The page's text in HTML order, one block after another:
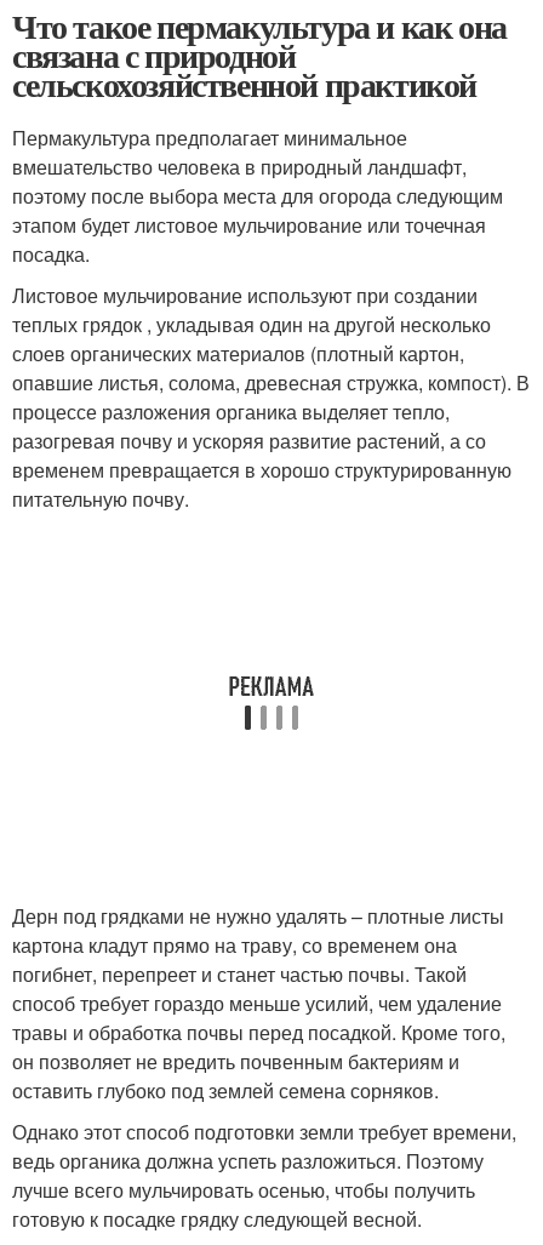
Что такое пермакультура и как она
связана с природной
сельскохозяйственной практикой
Пермакультура предполагает минимальное
вмешательство человека в природный ландшафт,
поэтому после выбора места для огорода следующим
этапом будет листовое мульчирование или точечная
посадка.
Листовое мульчирование используют при создании
теплых грядок , укладывая один на другой несколько
слоев органических материалов (плотный картон,
опавшие листья, солома, древесная стружка, компост). В
процессе разложения органика выделяет тепло,
разогревая почву и ускоряя развитие растений, а со
временем превращается в хорошо структурированную
питательную почву.
Дерн под грядками не нужно удалять – плотные листы
картона кладут прямо на траву, со временем она
погибнет, перепреет и станет частью почвы. Такой
способ требует гораздо меньше усилий, чем удаление
травы и обработка почвы перед посадкой. Кроме того,
он позволяет не вредить почвенным бактериям и
оставить глубоко под землей семена сорняков.
Однако этот способ подготовки земли требует времени,
ведь органика должна успеть разложиться. Поэтому
лучше всего мульчировать осенью, чтобы получить
готовую к посадке грядку следующей весной.